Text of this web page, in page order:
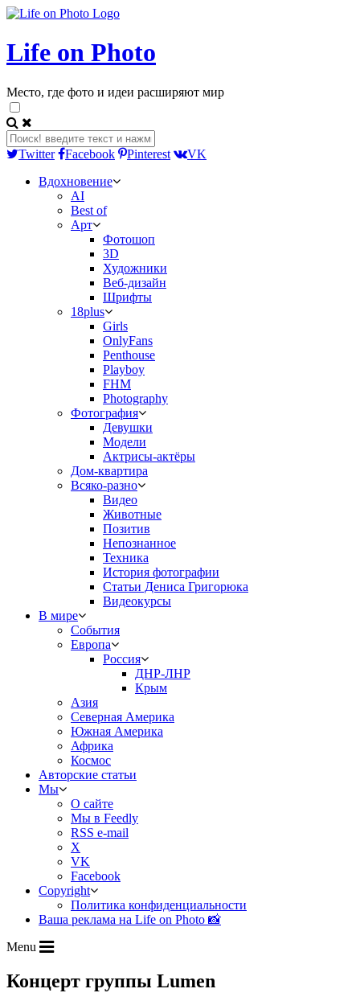
Life on Photo
Место, где фото и идеи расширяют мир
Twitter Facebook Pinterest
VK
Вдохновение
AI
Best of
Арт
Фотошоп
3D
Художники
Веб-дизайн
Шрифты
18plus
Girls
OnlyFans
Penthouse
Playboy
FHM
Photography
Фотография
Девушки
Модели
Актрисы-актёры
Дом-квартира
Всяко-разно
Видео
Животные
Позитив
Непознанное
Техника
История фотографии
Статьи Дениса Григорюка
Видеокурсы
В мире
События
Европа
Россия
ДНР-ЛНР
Крым
Азия
Северная Америка
Южная Америка
Африка
Космос
Авторские статьи
Мы
О сайте
Мы в Feedly
RSS e-mail
X
VK
Facebook
Copyright
Политика конфиденциальности
Ваша реклама на Life on Photo 📸
Menu
Концерт группы Lumen